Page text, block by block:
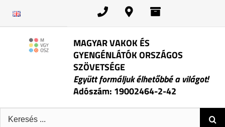
MAGYAR VAKOK ÉS
GYENGÉNLÁTÓK ORSZÁGOS
SZÖVETSÉGE
Együtt formáljuk élhetőbbé a világot!
Adószám: 19002464-2-42
Keresés: